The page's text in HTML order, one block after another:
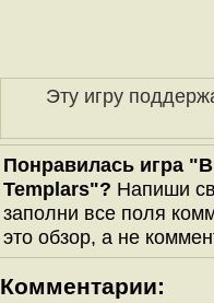
Эту игру
Понравилась игра
Templars"? Напиши
заполни все поля
это обзор, а не
Комментарии: